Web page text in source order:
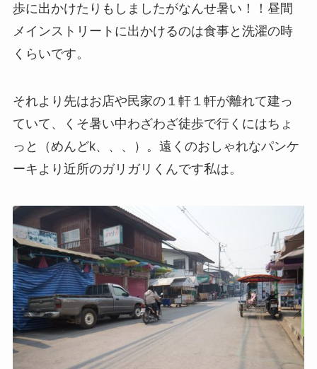
歩に出かけたりもしましたがなんせ暑い！！昼間
メインストリートに出かけるのは食事と洗濯の時
くらいです。
それより先はお店や民家の１軒１軒が離れて建っ
ていて、くそ暑い中わざわざ徒歩で行くにはちょ
っと（めんどk、、、）。遠くのおしゃれなパンケ
ーキより近所のガリガリくんです私は。